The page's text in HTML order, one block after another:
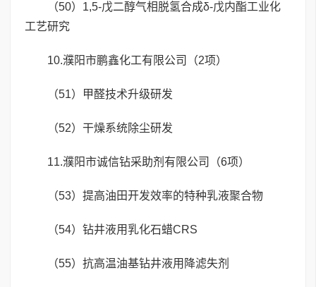
（50）1,5-戊二醇气相脱氢合成δ-戊内酯工业化
工艺研究
10.濮阳市鹏鑫化工有限公司（2项）
（51）甲醛技术升级研发
（52）干燥系统除尘研发
11.濮阳市诚信钻采助剂有限公司（6项）
（53）提高油田开发效率的特种乳液聚合物
（54）钻井液用乳化石蜡CRS
（55）抗高温油基钻井液用降滤失剂